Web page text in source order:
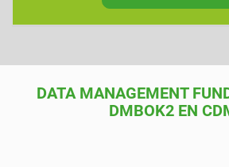
DATA MANAGEMENT
DMBOK2 EN